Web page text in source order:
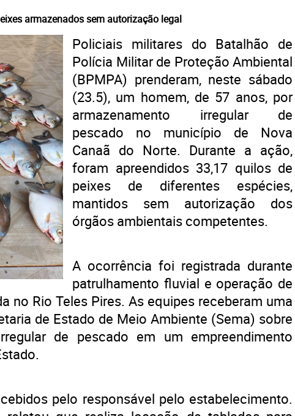
armazenados sem autorização legal
Policiais militares do Batalhão de
Polícia Militar de Proteção Ambiental
(BPMPA) prenderam, neste sábado
(23.5), um homem, de 57 anos, por
armazenamento irregular de
pescado no município de Nova
Canaã do Norte. Durante a ação,
foram apreendidos 33,17 quilos de
peixes de diferentes espécies,
mantidos sem autorização dos
órgãos ambientais competentes.
A ocorrência foi registrada durante
patrulhamento fluvial e operação de
no Rio Teles Pires. As equipes receberam uma
de Estado de Meio Ambiente (Sema) sobre
de pescado em um empreendimento
pelo responsável pelo estabelecimento.